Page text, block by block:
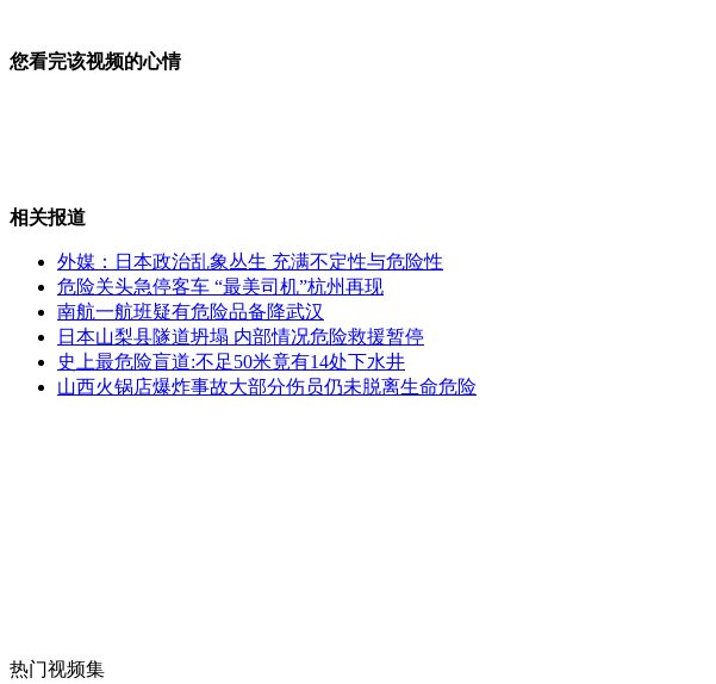
14华裔少女 "地沟油变宝"震动全美
您看完该视频的心情
相关报道
外媒：日本政治乱象丛生 充满不定性与危险性
危险关头急停客车 “最美司机”杭州再现
南航一航班疑有危险品备降武汉
日本山梨县隧道坍塌 内部情况危险救援暂停
史上最危险盲道:不足50米竟有14处下水井
山西火锅店爆炸事故大部分伤员仍未脱离生命危险
热门视频集